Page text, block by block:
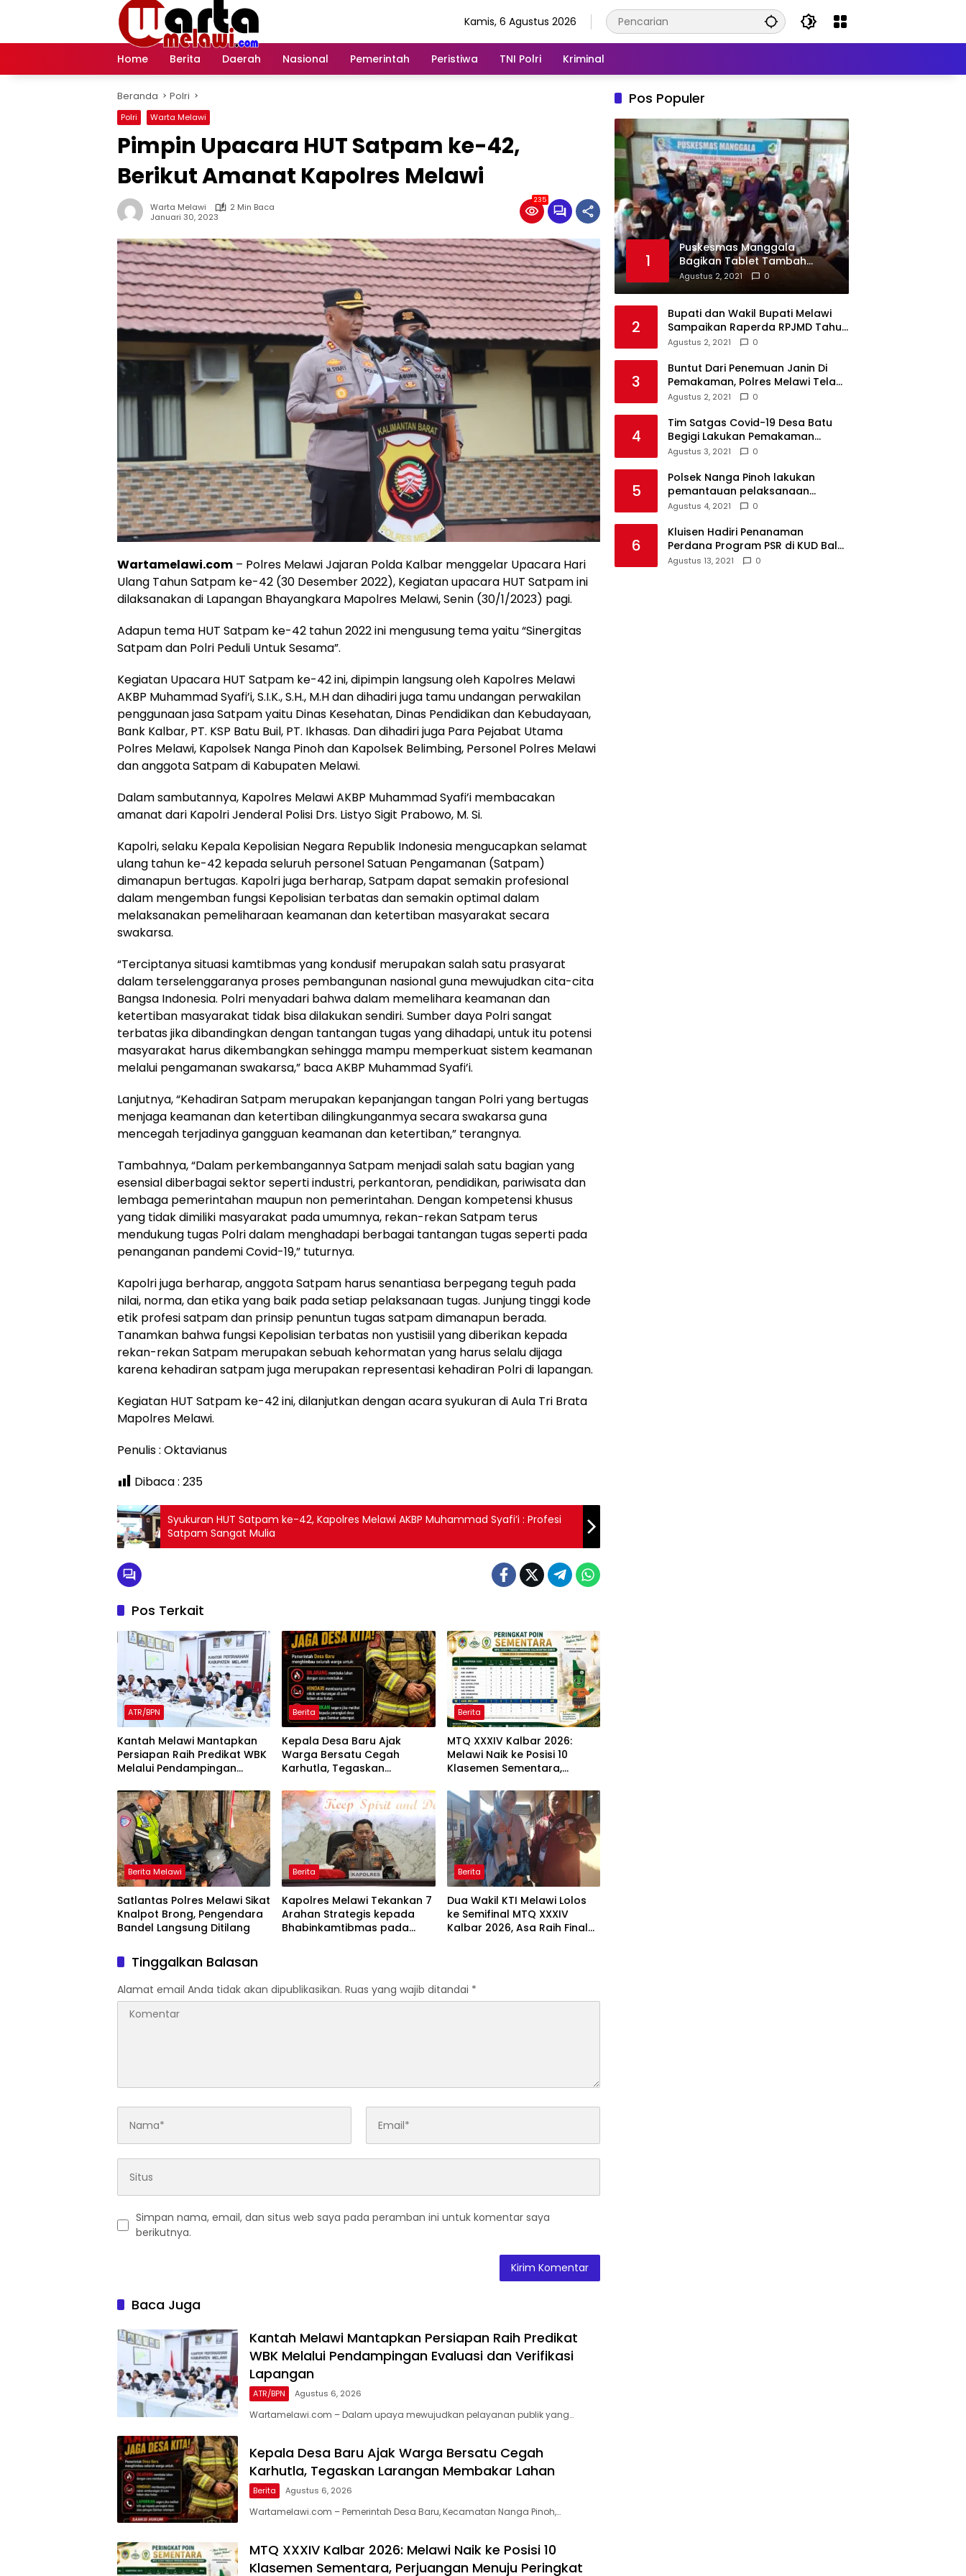
Kamis, 6 Agustus 2026
Home Berita Daerah Nasional Pemerintah Peristiwa TNI Polri Kriminal
Beranda Polri
Polri Warta Melawi
Pimpin Upacara HUT Satpam ke-42,
Berikut Amanat Kapolres Melawi
Warta Melawi
2 Min Baca
Januari 30, 2023
235
Wartamelawi.com – Polres Melawi Jajaran Polda Kalbar menggelar Upacara Hari
Ulang Tahun Satpam ke-42 (30 Desember 2022), Kegiatan upacara HUT Satpam ini
dilaksanakan di Lapangan Bhayangkara Mapolres Melawi, Senin (30/1/2023) pagi.
Adapun tema HUT Satpam ke-42 tahun 2022 ini mengusung tema yaitu “Sinergitas
Satpam dan Polri Peduli Untuk Sesama”.
Kegiatan Upacara HUT Satpam ke-42 ini, dipimpin langsung oleh Kapolres Melawi
AKBP Muhammad Syafi’i, S.I.K., S.H., M.H dan dihadiri juga tamu undangan perwakilan
penggunaan jasa Satpam yaitu Dinas Kesehatan, Dinas Pendidikan dan Kebudayaan,
Bank Kalbar, PT. KSP Batu Buil, PT. Ikhasas. Dan dihadiri juga Para Pejabat Utama
Polres Melawi, Kapolsek Nanga Pinoh dan Kapolsek Belimbing, Personel Polres Melawi
dan anggota Satpam di Kabupaten Melawi.
Dalam sambutannya, Kapolres Melawi AKBP Muhammad Syafi’i membacakan
amanat dari Kapolri Jenderal Polisi Drs. Listyo Sigit Prabowo, M. Si.
Kapolri, selaku Kepala Kepolisian Negara Republik Indonesia mengucapkan selamat
ulang tahun ke-42 kepada seluruh personel Satuan Pengamanan (Satpam)
dimanapun bertugas. Kapolri juga berharap, Satpam dapat semakin profesional
dalam mengemban fungsi Kepolisian terbatas dan semakin optimal dalam
melaksanakan pemeliharaan keamanan dan ketertiban masyarakat secara
swakarsa.
“Terciptanya situasi kamtibmas yang kondusif merupakan salah satu prasyarat
dalam terselenggaranya proses pembangunan nasional guna mewujudkan cita-cita
Bangsa Indonesia. Polri menyadari bahwa dalam memelihara keamanan dan
ketertiban masyarakat tidak bisa dilakukan sendiri. Sumber daya Polri sangat
terbatas jika dibandingkan dengan tantangan tugas yang dihadapi, untuk itu potensi
masyarakat harus dikembangkan sehingga mampu memperkuat sistem keamanan
melalui pengamanan swakarsa,” baca AKBP Muhammad Syafi’i.
Lanjutnya, “Kehadiran Satpam merupakan kepanjangan tangan Polri yang bertugas
menjaga keamanan dan ketertiban dilingkunganmya secara swakarsa guna
mencegah terjadinya gangguan keamanan dan ketertiban,” terangnya.
Tambahnya, “Dalam perkembangannya Satpam menjadi salah satu bagian yang
esensial diberbagai sektor seperti industri, perkantoran, pendidikan, pariwisata dan
lembaga pemerintahan maupun non pemerintahan. Dengan kompetensi khusus
yang tidak dimiliki masyarakat pada umumnya, rekan-rekan Satpam terus
mendukung tugas Polri dalam menghadapi berbagai tantangan tugas seperti pada
penanganan pandemi Covid-19,” tuturnya.
Kapolri juga berharap, anggota Satpam harus senantiasa berpegang teguh pada
nilai, norma, dan etika yang baik pada setiap pelaksanaan tugas. Junjung tinggi kode
etik profesi satpam dan prinsip penuntun tugas satpam dimanapun berada.
Tanamkan bahwa fungsi Kepolisian terbatas non yustisiil yang diberikan kepada
rekan-rekan Satpam merupakan sebuah kehormatan yang harus selalu dijaga
karena kehadiran satpam juga merupakan representasi kehadiran Polri di lapangan.
Kegiatan HUT Satpam ke-42 ini, dilanjutkan dengan acara syukuran di Aula Tri Brata
Mapolres Melawi.
Penulis : Oktavianus
Dibaca : 235
Syukuran HUT Satpam ke-42, Kapolres Melawi AKBP Muhammad Syafi’i : Profesi
Satpam Sangat Mulia
Pos Terkait
ATR/BPN
Kantah Melawi Mantapkan
Persiapan Raih Predikat WBK
Melalui Pendampingan
Lapangan
Berita
Kepala Desa Baru Ajak
Warga Bersatu Cegah
Karhutla, Tegaskan
Berita
MTQ XXXIV Kalbar 2026:
Melawi Naik ke Posisi 10
Klasemen Sementara,
Lebih Baik Berlanjut
Berita Melawi
Satlantas Polres Melawi Sikat
Knalpot Brong, Pengendara
Bandel Langsung Ditilang
Berita
Kapolres Melawi Tekankan 7
Arahan Strategis kepada
Bhabinkamtibmas pada
Berita
Dua Wakil KTI Melawi Lolos
ke Semifinal MTQ XXXIV
Kalbar 2026, Asa Raih Final
Tinggalkan Balasan
Alamat email Anda tidak akan dipublikasikan. Ruas yang wajib ditandai *
Simpan nama, email, dan situs web saya pada peramban ini untuk komentar saya
berikutnya.
Baca Juga
Kantah Melawi Mantapkan Persiapan Raih Predikat
WBK Melalui Pendampingan Evaluasi dan Verifikasi
Lapangan
ATR/BPN Agustus 6, 2026
Wartamelawi.com – Dalam upaya mewujudkan pelayanan publik yang…
Kepala Desa Baru Ajak Warga Bersatu Cegah
Karhutla, Tegaskan Larangan Membakar Lahan
Berita Agustus 6, 2026
Wartamelawi.com – Pemerintah Desa Baru, Kecamatan Nanga Pinoh,…
MTQ XXXIV Kalbar 2026: Melawi Naik ke Posisi 10
Klasemen Sementara, Perjuangan Menuju Peringkat
Pos Populer
1
Puskesmas Manggala
Bagikan Tablet Tambah
Darah di Beberapa Sekolah
Agustus 2, 2021 0
2
Bupati dan Wakil Bupati Melawi
Sampaikan Raperda RPJMD Tahun
2021-2026 ke DPRD
Agustus 2, 2021 0
3
Buntut Dari Penemuan Janin Di
Pemakaman, Polres Melawi Telah
Tetapkan 4 Tersangka
Agustus 2, 2021 0
4
Tim Satgas Covid-19 Desa Batu
Begigi Lakukan Pemakaman
Pasien Covid-19 Sesuai Prokes
Agustus 3, 2021 0
5
Polsek Nanga Pinoh lakukan
pemantauan pelaksanaan
vaksinasi covid-19 tahap 2
Agustus 4, 2021 0
6
Kluisen Hadiri Penanaman
Perdana Program PSR di KUD Bale
Yotro Beloyan
Agustus 13, 2021 0